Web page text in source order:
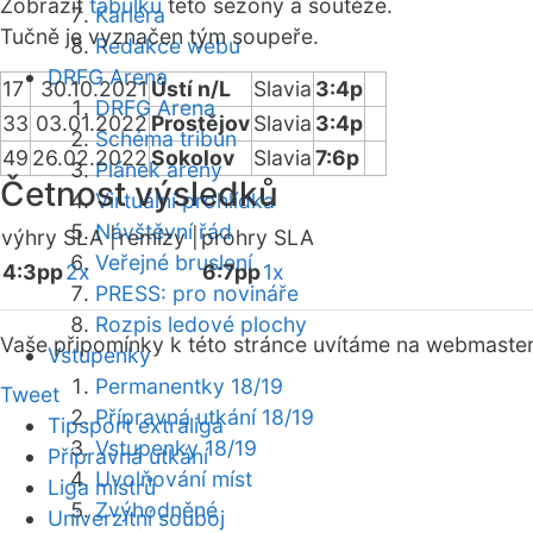
Kariéra
Redakce webu
DRFG Arena
DRFG Arena
Schéma tribun
Plánek areny
Virtuální prohlídka
Návštěvní řád
Veřejné bruslení
PRESS: pro novináře
Rozpis ledové plochy
Vstupenky
Permanentky 18/19
Přípravná utkání 18/19
Vstupenky 18/19
Uvolňování míst
Zvýhodněné
Zobrazit tabulku této sezóny a soutěže.
Tučně je vyznačen tým soupeře.
17 30.10.2021Ústí n/L Slavia 3:4p
33 03.01.2022ProstějovSlavia 3:4p
49 26.02.2022Sokolov Slavia7:6p
Četnost výsledků
výhry SLA |remízy | prohry SLA
4:3pp2x 6:7pp1x
Vaše připomínky k této stránce uvítáme na webmaster
Tweet
Tipsport extraliga
Přípravná utkání
Liga mistrů
Univerzitní souboj